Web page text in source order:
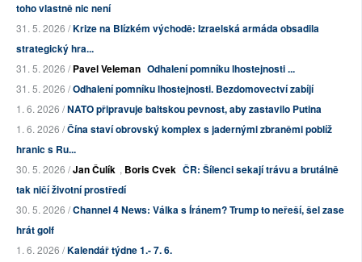
toho vlastně nic není
31. 5. 2026 /Krize na Blízkém východě: Izraelská armáda obsadila
strategický hra...
31. 5. 2026 /Pavel Veleman Odhalení pomníku lhostejnosti ...
31. 5. 2026 /Odhalení pomníku lhostejnosti. Bezdomovectví zabíjí
1. 6. 2026 /NATO připravuje baltskou pevnost, aby zastavilo Putina
1. 6. 2026 /Čína staví obrovský komplex s jadernými zbraněmi poblíž
hranic s Ru...
30. 5. 2026 /Jan Čulík , Boris Cvek ČR: Šílenci sekají trávu a brutálně
tak ničí životní prostředí
30. 5. 2026 /Channel 4 News: Válka s Íránem? Trump to neřeší, šel zase
hrát golf
1. 6. 2026 /Kalendář týdne 1.- 7. 6.